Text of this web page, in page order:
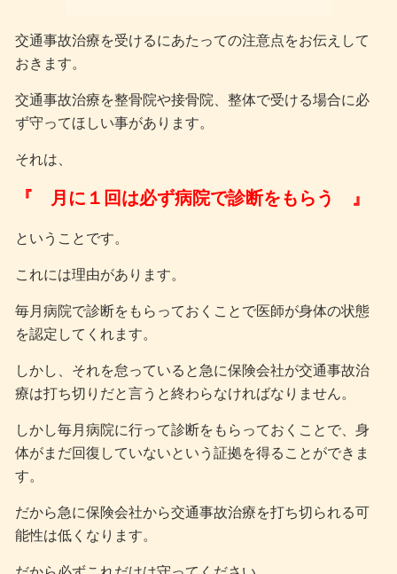
交通事故治療を受けるにあたっての注意点をお伝えして
おきます。
交通事故治療を整骨院や接骨院、整体で受ける場合に必
ず守ってほしい事があります。
それは、
『 月に１回は必ず病院で診断をもらう 』
ということです。
これには理由があります。
毎月病院で診断をもらっておくことで医師が身体の状態
を認定してくれます。
しかし、それを怠っていると急に保険会社が交通事故治
療は打ち切りだと言うと終わらなければなりません。
しかし毎月病院に行って診断をもらっておくことで、身
体がまだ回復していないという証拠を得ることができま
す。
だから急に保険会社から交通事故治療を打ち切られる可
能性は低くなります。